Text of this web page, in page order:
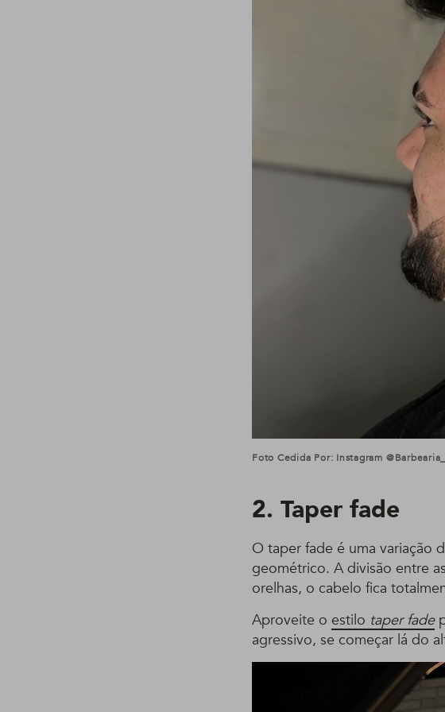
Foto Cedida Por: Instagram
2. Taper fade
O taper fade é uma variação
geométrico. A divisão entre
orelhas, o cabelo fica
Aproveite o estilo taper fade
agressivo, se começar lá do